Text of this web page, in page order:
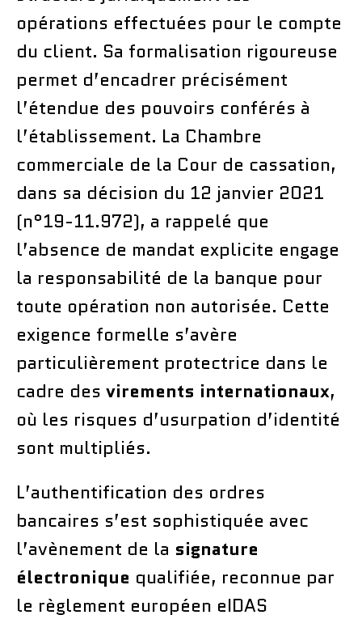
opérations effectuées pour le compte
du client. Sa formalisation rigoureuse
permet d’encadrer précisément
l’étendue des pouvoirs conférés à
l’établissement. La Chambre
commerciale de la Cour de cassation,
dans sa décision du 12 janvier 2021
(n°19-11.972), a rappelé que
l’absence de mandat explicite engage
la responsabilité de la banque pour
toute opération non autorisée. Cette
exigence formelle s’avère
particulièrement protectrice dans le
cadre des virements internationaux,
où les risques d’usurpation d’identité
sont multipliés.
L’authentification des ordres
bancaires s’est sophistiquée avec
l’avènement de la signature
électronique qualifiée, reconnue par
le règlement européen eIDAS